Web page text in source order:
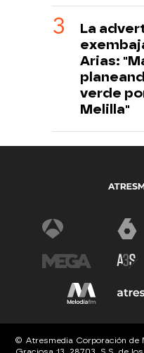
La
Arias:
verde
Melilla"
© Atresmedia Corporación de